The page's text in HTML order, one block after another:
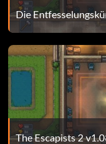
Die
The Escapists 2